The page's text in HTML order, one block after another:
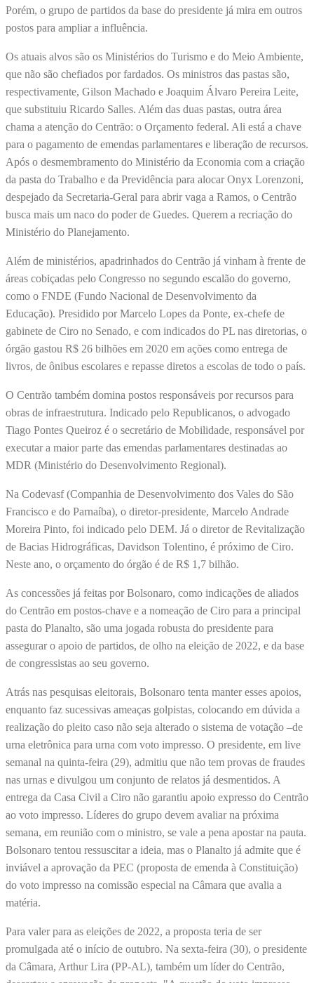
Porém, o grupo de partidos da base do presidente já mira em outros
postos para ampliar a influência.
Os atuais alvos são os Ministérios do Turismo e do Meio Ambiente,
que não são chefiados por fardados. Os ministros das pastas são,
respectivamente, Gilson Machado e Joaquim Álvaro Pereira Leite,
que substituiu Ricardo Salles. Além das duas pastas, outra área
chama a atenção do Centrão: o Orçamento federal. Ali está a chave
para o pagamento de emendas parlamentares e liberação de recursos.
Após o desmembramento do Ministério da Economia com a criação
da pasta do Trabalho e da Previdência para alocar Onyx Lorenzoni,
despejado da Secretaria-Geral para abrir vaga a Ramos, o Centrão
busca mais um naco do poder de Guedes. Querem a recriação do
Ministério do Planejamento.
Além de ministérios, apadrinhados do Centrão já vinham à frente de
áreas cobiçadas pelo Congresso no segundo escalão do governo,
como o FNDE (Fundo Nacional de Desenvolvimento da
Educação). Presidido por Marcelo Lopes da Ponte, ex-chefe de
gabinete de Ciro no Senado, e com indicados do PL nas diretorias, o
órgão gastou R$ 26 bilhões em 2020 em ações como entrega de
livros, de ônibus escolares e repasse diretos a escolas de todo o país.
O Centrão também domina postos responsáveis por recursos para
obras de infraestrutura. Indicado pelo Republicanos, o advogado
Tiago Pontes Queiroz é o secretário de Mobilidade, responsável por
executar a maior parte das emendas parlamentares destinadas ao
MDR (Ministério do Desenvolvimento Regional).
Na Codevasf (Companhia de Desenvolvimento dos Vales do São
Francisco e do Parnaíba), o diretor-presidente, Marcelo Andrade
Moreira Pinto, foi indicado pelo DEM. Já o diretor de Revitalização
de Bacias Hidrográficas, Davidson Tolentino, é próximo de Ciro.
Neste ano, o orçamento do órgão é de R$ 1,7 bilhão.
As concessões já feitas por Bolsonaro, como indicações de aliados
do Centrão em postos-chave e a nomeação de Ciro para a principal
pasta do Planalto, são uma jogada robusta do presidente para
assegurar o apoio de partidos, de olho na eleição de 2022, e da base
de congressistas ao seu governo.
Atrás nas pesquisas eleitorais, Bolsonaro tenta manter esses apoios,
enquanto faz sucessivas ameaças golpistas, colocando em dúvida a
realização do pleito caso não seja alterado o sistema de votação –de
urna eletrônica para urna com voto impresso. O presidente, em live
semanal na quinta-feira (29), admitiu que não tem provas de fraudes
nas urnas e divulgou um conjunto de relatos já desmentidos. A
entrega da Casa Civil a Ciro não garantiu apoio expresso do Centrão
ao voto impresso. Líderes do grupo devem avaliar na próxima
semana, em reunião com o ministro, se vale a pena apostar na pauta.
Bolsonaro tentou ressuscitar a ideia, mas o Planalto já admite que é
inviável a aprovação da PEC (proposta de emenda à Constituição)
do voto impresso na comissão especial na Câmara que avalia a
matéria.
Para valer para as eleições de 2022, a proposta teria de ser
promulgada até o início de outubro. Na sexta-feira (30), o presidente
da Câmara, Arthur Lira (PP-AL), também um líder do Centrão,